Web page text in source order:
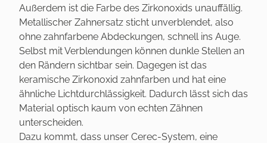
Außerdem ist die Farbe des Zirkonoxids unauffällig.
Metallischer Zahnersatz sticht unverblendet, also
ohne zahnfarbene Abdeckungen, schnell ins Auge.
Selbst mit Verblendungen können dunkle Stellen an
den Rändern sichtbar sein. Dagegen ist das
keramische Zirkonoxid zahnfarben und hat eine
ähnliche Lichtdurchlässigkeit. Dadurch lässt sich das
Material optisch kaum von echten Zähnen
unterscheiden.
Dazu kommt, dass unser Cerec-System, eine